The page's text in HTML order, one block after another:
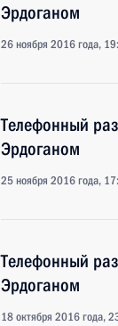
Эрдоганом
26 ноября 2016 года,
Телефонный
Эрдоганом
25 ноября 2016 года,
Телефонный
Эрдоганом
18 октября 2016 года,